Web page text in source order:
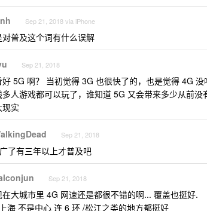
Sep 21, 2018 via iPhone
普及这个词有什么误解
Sep 21, 2018
好 5G 啊？ 当初觉得 3G 也很快了的，也是觉得 4G
多人游戏都可以玩了，谁知道 5G 又会带来多少从前
实
Sep 21, 2018
了有三年以上才普及吧
Sep 21, 2018
大城市里 4G 网速还是都很不错的啊... 覆盖也挺好.
海 不是中心 连 6 环 /松江之类的地方都挺好